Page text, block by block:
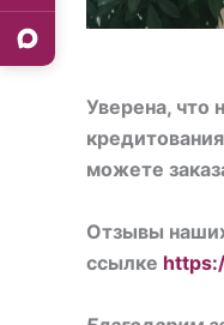
Уверена, что
можете
Отзывы
ссылке